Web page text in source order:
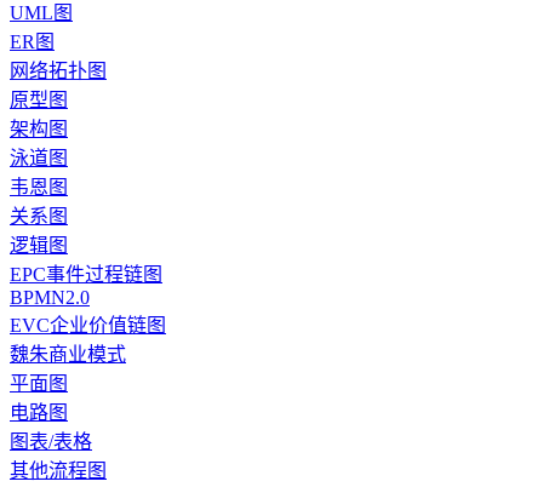
UML图
ER图
网络拓扑图
原型图
架构图
泳道图
韦恩图
关系图
逻辑图
EPC事件过程链图
BPMN2.0
EVC企业价值链图
魏朱商业模式
平面图
电路图
图表/表格
其他流程图